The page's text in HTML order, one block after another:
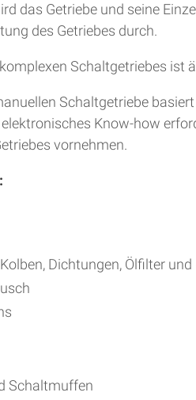
das Getriebe und seine
des Getriebes durch.
Schaltgetriebes
Schaltgetriebe
Know-how
vornehmen.
Dichtungen, Ölfilter
Schaltmuffen